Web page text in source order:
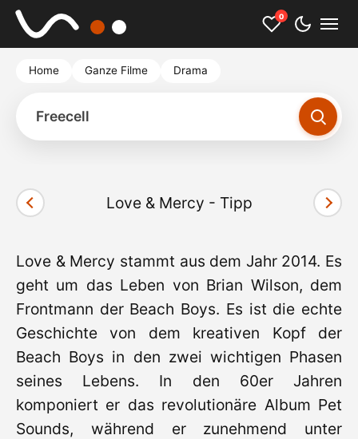
0
Home Ganze Filme Drama
Cookies akzeptieren und Video starten
Love & Mercy - Tipp
Love & Mercy stammt aus dem Jahr 2014. Es
geht um das Leben von Brian Wilson, dem
Frontmann der Beach Boys. Es ist die echte
Geschichte von dem kreativen Kopf der
Beach Boys in den zwei wichtigen Phasen
seines Lebens. In den 60er Jahren
komponiert er das revolutionäre Album Pet
Sounds, während er zunehmend unter